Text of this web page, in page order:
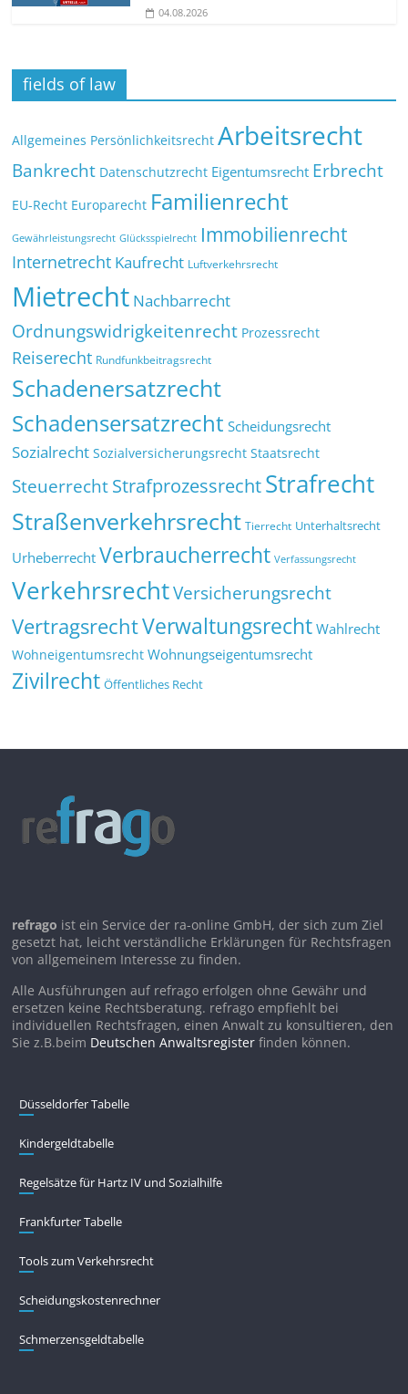
04.08.2026
fields of law
Allgemeines Persönlichkeitsrecht Arbeitsrecht
Bankrecht Datenschutzrecht Eigentumsrecht Erbrecht
EU-Recht Europarecht Familienrecht
Gewährleistungsrecht Glücksspielrecht Immobilienrecht
Internetrecht Kaufrecht Luftverkehrsrecht
Mietrecht Nachbarrecht
Ordnungswidrigkeitenrecht Prozessrecht
Reiserecht Rundfunkbeitragsrecht
Schadenersatzrecht
Schadensersatzrecht Scheidungsrecht
Sozialrecht Sozialversicherungsrecht Staatsrecht
SteuerrechtStrafprozessrechtStrafrecht
Straßenverkehrsrecht Tierrecht Unterhaltsrecht
Urheberrecht Verbraucherrecht Verfassungsrecht
VerkehrsrechtVersicherungsrecht
VertragsrechtVerwaltungsrecht Wahlrecht
Wohneigentumsrecht Wohnungseigentumsrecht
Zivilrecht Öffentliches Recht
refrago ist ein Service der ra-online GmbH, der sich zum Ziel
gesetzt hat, leicht verständliche Erklärungen für Rechtsfragen
von allgemeinem Interesse zu finden.
Alle Ausführungen auf refrago erfolgen ohne Gewähr und
ersetzen keine Rechtsberatung. refrago empfiehlt bei
individuellen Rechtsfragen, einen Anwalt zu konsultieren, den
Sie z.B.beim Deutschen Anwaltsregister finden können.
Düsseldorfer Tabelle
Kindergeldtabelle
Regelsätze für Hartz IV und Sozialhilfe
Frankfurter Tabelle
Tools zum Verkehrsrecht
Scheidungskostenrechner
Schmerzensgeldtabelle